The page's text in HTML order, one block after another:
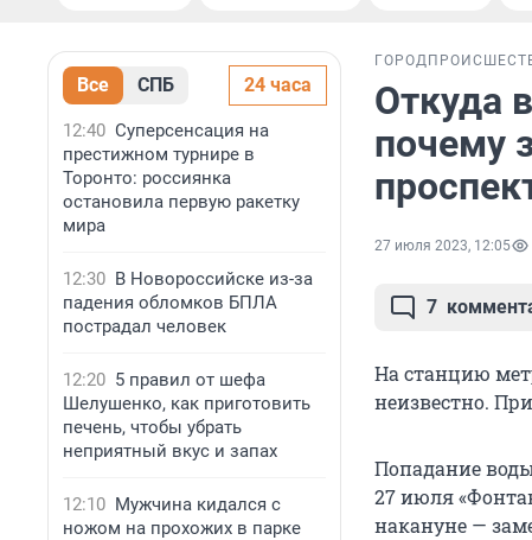
Все СПБ 24 часа
12:40 Суперсенсация на
престижном турнире в
Торонто: россиянка
остановила первую ракетку
мира
12:30 В Новороссийске из-за
падения обломков БПЛА
пострадал человек
12:20 5 правил от шефа
Шелушенко, как приготовить
печень, чтобы убрать
неприятный вкус и запах
12:10 Мужчина кидался с
ножом на прохожих в парке
ГОРОД
Откуда
почему
27 июля 2023, 12:05
7
На станцию
неизвестно.
Попадание
27 июля
накануне —